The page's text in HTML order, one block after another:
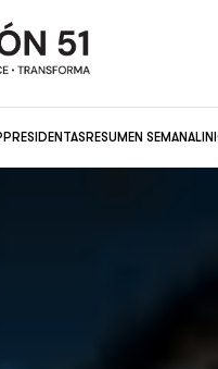
PRESIDENTASRESUMEN SEMANAL